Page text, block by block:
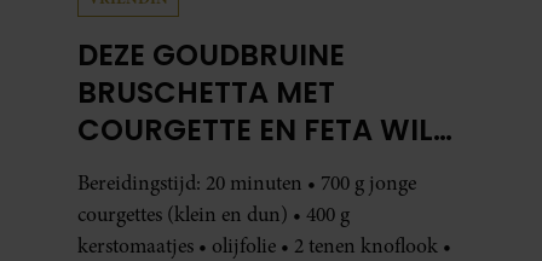
DEZE GOUDBRUINE
BRUSCHETTA MET
COURGETTE EN FETA WIL
JE METEEN MAKEN
Bereidingstijd: 20 minuten • 700 g jonge
courgettes (klein en dun) • 400 g
kerstomaatjes • olijfolie • 2 tenen knoflook •